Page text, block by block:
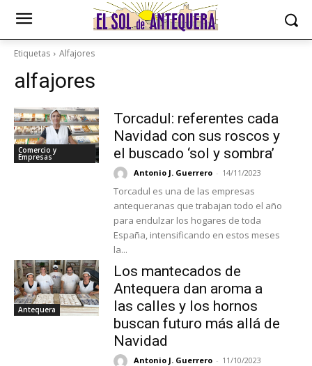
Etiquetas Alfajores
alfajores
Comercio y
Empresas
Torcadul: referentes cada
Navidad con sus roscos y
el buscado ‘sol y sombra’
Antonio J. Guerrero - 14/11/2023
Torcadul es una de las empresas
antequeranas que trabajan todo el año
para endulzar los hogares de toda
España, intensificando en estos meses
la...
Antequera
Los mantecados de
Antequera dan aroma a
las calles y los hornos
buscan futuro más allá de
Navidad
Antonio J. Guerrero - 11/10/2023